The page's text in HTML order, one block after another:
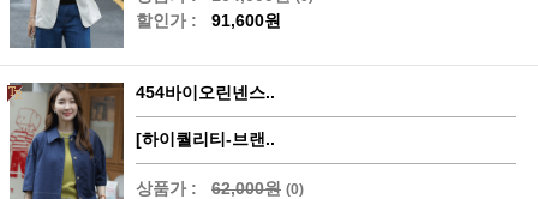
할인가 : 91,600원
454바이오린넨스..
[하이퀄리티-브랜..
상품가 : 62,000원 (0)